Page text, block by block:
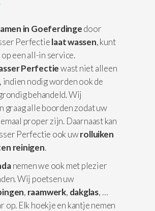
in Goeferdingedoor
Perfectielaat wassen, kunt
op een all-in service.
Perfectiewast niet alleen
indien nodig worden ook de
behandeld. Wij
graag alle boorden zodat uw
proper zijn. Daarnaast kan
Perfectie ook uwrolluiken
reinigen.
nemen we ook met plezier
Wij poetsen uw
, raamwerk, dakglas, …
op. Elk hoekje en kantje nemen